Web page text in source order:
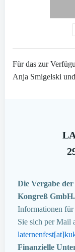
Für das zur
Anja Smigelski
Die Vergabe
Kongreß GmbH.
Informationen
Sie sich per Mail
Finanzielle